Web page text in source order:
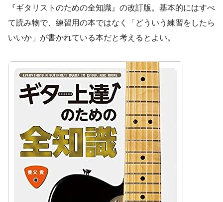
『ギタリストのための全知識』の改訂版。基本的にはすべ
て読み物で、練習用の本ではなく「どういう練習をしたら
いいか」が書かれている本だと考えるとよい。